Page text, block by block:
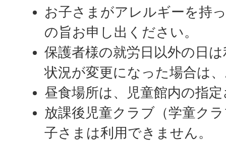
お子さまがアレルギーを持
の旨お申し出ください。
保護者様の就労日以外の日
状況が変更になった場合は
昼食場所は、児童館内の指
放課後児童クラブ（学童ク
子さまは利用できません。